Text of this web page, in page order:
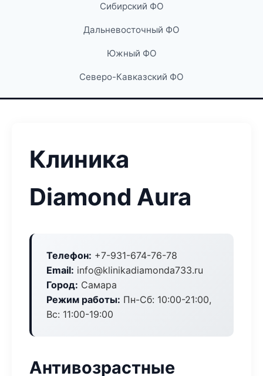
Сибирский ФО
Дальневосточный ФО
Южный ФО
Северо-Кавказский ФО
Клиника
Diamond Aura
Телефон: +7-931-674-76-78
Email: info@klinikadiamonda733.ru
Город: Самара
Режим работы: Пн-Сб: 10:00-21:00,
Вс: 11:00-19:00
Антивозрастные